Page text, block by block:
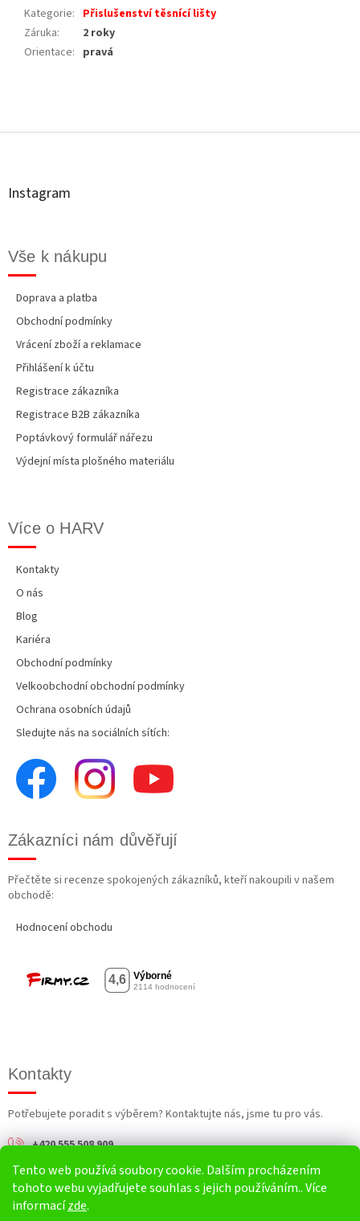
Tento web používá soubory cookie. Dalším procházením
tohoto webu vyjadřujete souhlas s jejich používáním.. Více
informacízde.
Kategorie: Přislušenství těsnící lišty
Záruka:
2 roky
Orientace: pravá
á
Instagram
Vše k nákupu
Doprava a platba
Obchodní podmínky
Vrácení zboží a reklamace
Přihlášení k účtu
Registrace zákazníka
Registrace B2B zákazníka
Poptávkový formulář nářezu
Výdejní místa plošného materiálu
Více o HARV
Kontakty
O nás
Blog
Kariéra
Obchodní podmínky
Velkoobchodní obchodní podmínky
Ochrana osobních údajů
Sledujte nás na sociálních sítích:
Zákazníci nám důvěřují
Přečtěte si recenze spokojených zákazníků, kteří nakoupili v našem
obchodě:
Hodnocení obchodu
Kontakty
Potřebujete poradit s výběrem? Kontaktujte nás, jsme tu pro vás.
+420 555 508 909
info@harv.cz